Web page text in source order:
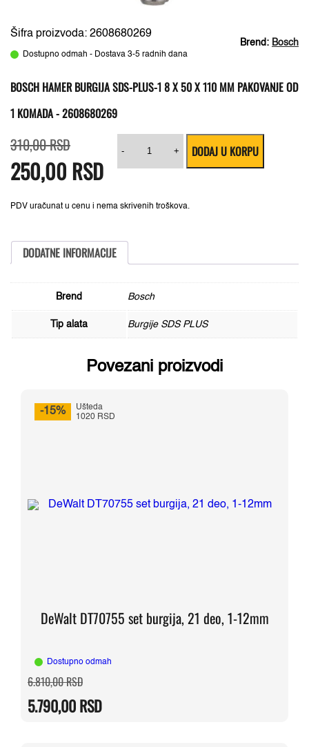
Brend: Bosch
Šifra proizvoda: 2608680269
Dostupno odmah - Dostava 3-5 radnih dana
BOSCH HAMER BURGIJA SDS-PLUS-1 8 X 50 X 110 MM PAKOVANJE OD
1 KOMADA - 2608680269
310,00RSDcena
je
bila:
310,00 RSD.
250,00 RSD
cena
je:
250,00 RSD.
PDV uračunat u cenu i nema skrivenih troškova.
-
hamer
SDS-
8
od
1
2608680269
količina
+ DODAJ U KORPU
DODATNE INFORMACIJE
Brend Bosch
Tip alata Burgije SDS PLUS
Povezani proizvodi
-15%
Ušteda
1020 RSD
DeWalt DT70755 set burgija, 21 deo, 1-12mm
Dostupno odmah
6.810,00RSDOriginalna
cena
bila:
6.810,00 RSD.
5.790,00RSD
Trenutna
cena
5.790,00 RSD.